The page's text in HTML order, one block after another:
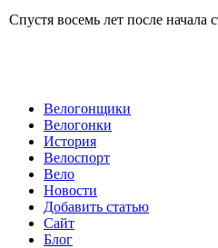
Спустя восемь лет после
Велогонщики
Велогонки
История
Велоспорт
Вело
Новости
Добавить статью
Сайт
Блог